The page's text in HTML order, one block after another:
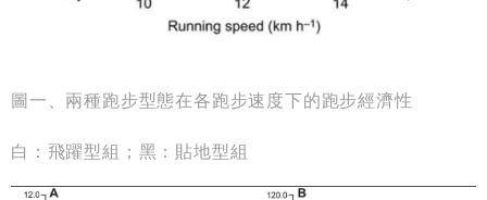
圖一、兩種跑步型態在各跑步速度下的跑步經濟性
白：飛躍型組；黑：貼地型組